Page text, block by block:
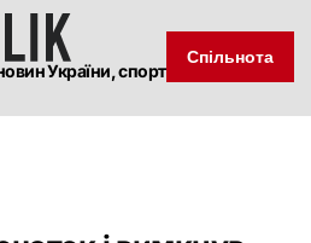
України, спорт
Спільнота